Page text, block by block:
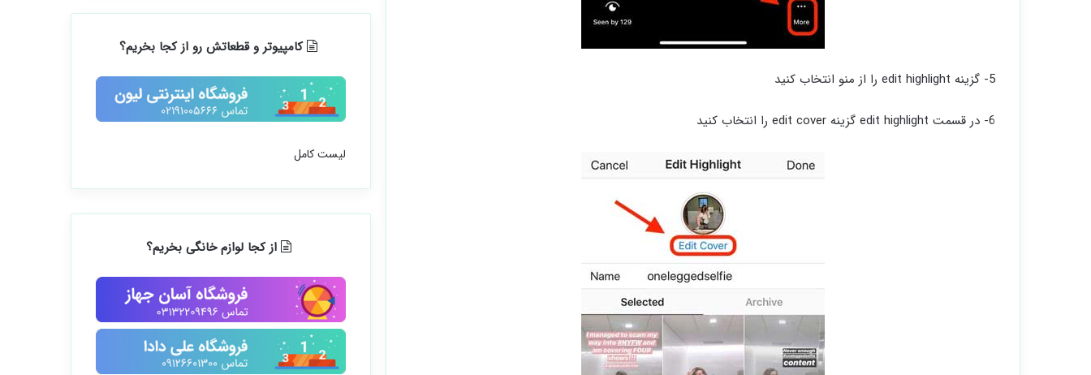
5- گزینه edit highlight را از منو انتخاب کنید
6- در قسمت edit highlight گزینه edit cover را انتخاب کنید
کامپیوتر و قطعاتش رو از کجا بخریم؟
لیست کامل
از کجا لوازم خانگی بخریم؟